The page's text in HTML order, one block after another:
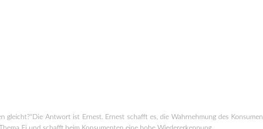
Antwort ist Ernest. Ernest schafft es, die Wahrnehmung des